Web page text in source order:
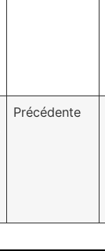
Précédente